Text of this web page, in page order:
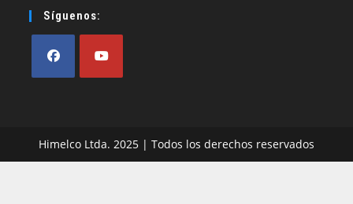
Síguenos:
una
nueva
una
nueva
Himelco Ltda. 2025 | Todos los derechos reservados